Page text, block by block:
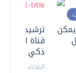
ترشيدا
قناة
ذكي
الثلاثاء، 14 يوليو 2026 06:11 م